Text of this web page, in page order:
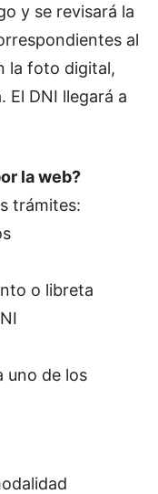
y se revisará la
al
la foto digital,
El DNI llegará a
la web?
trámites:
o libreta
uno de los